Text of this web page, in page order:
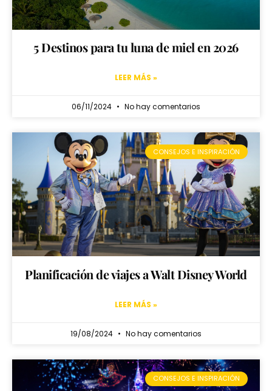
5 Destinos para tu luna de miel en 2026
LEER MÁS »
06/11/2024 No hay comentarios
CONSEJOS E INSPIRACIÓN
Planificación de viajes a Walt Disney World
LEER MÁS »
19/08/2024 No hay comentarios
CONSEJOS E INSPIRACIÓN